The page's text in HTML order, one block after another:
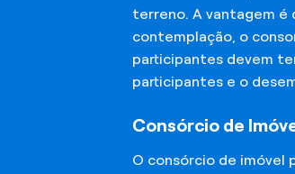
terreno. A vantagem é
contemplação, o
participantes devem
participantes e o
Consórcio de
O consórcio de imóvel